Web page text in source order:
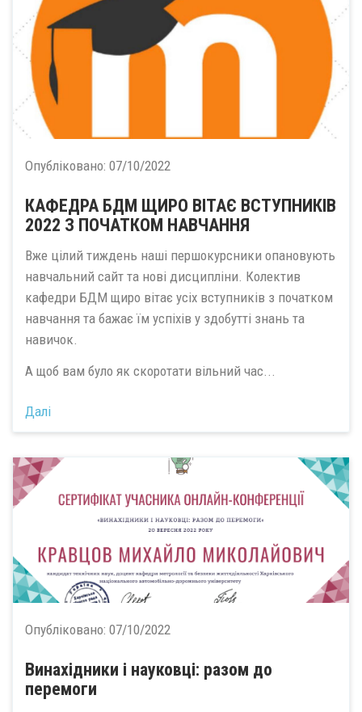
Опубліковано: 07/10/2022
КАФЕДРА БДМ ЩИРО ВІТАЄ ВСТУПНИКІВ
2022 З ПОЧАТКОМ НАВЧАННЯ
Вже цілий тиждень наші першокурсники опановують
навчальний сайт та нові дисципліни. Колектив
кафедри БДМ щиро вітає усіх вступників з початком
навчання та бажає їм успіхів у здобутті знань та
навичок.
А щоб вам було як скоротати вільний час...
Далі
Опубліковано: 07/10/2022
Винахідники і науковці: разом до
перемоги